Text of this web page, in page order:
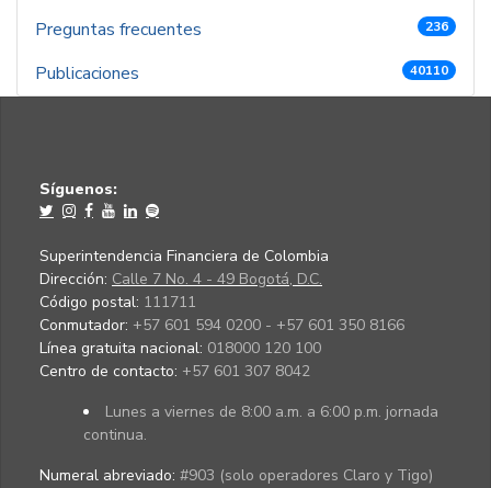
Preguntas frecuentes 236
Publicaciones 40110
Síguenos:
Superintendencia Financiera de Colombia
Dirección: Calle 7 No. 4 - 49 Bogotá, D.C.
Código postal: 111711
Conmutador: +57 601 594 0200 - +57 601 350 8166
Línea gratuita nacional: 018000 120 100
Centro de contacto: +57 601 307 8042
Lunes a viernes de 8:00 a.m. a 6:00 p.m. jornada
continua.
Numeral abreviado: #903 (solo operadores Claro y Tigo)